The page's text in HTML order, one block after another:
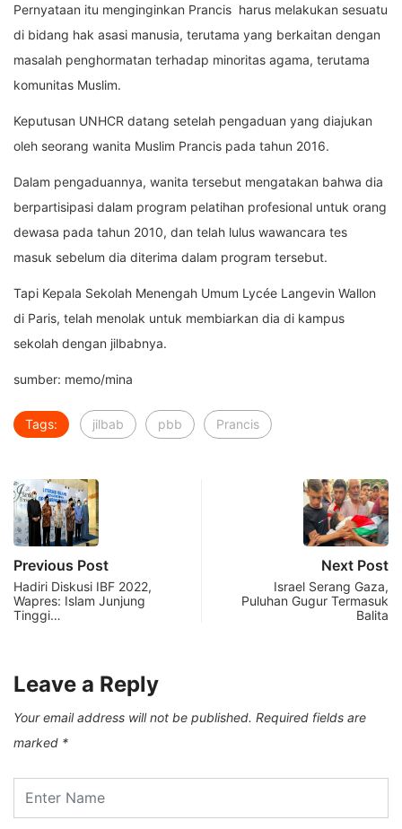
Pernyataan itu menginginkan Prancis harus melakukan sesuatu
di bidang hak asasi manusia, terutama yang berkaitan dengan
masalah penghormatan terhadap minoritas agama, terutama
komunitas Muslim.
Keputusan UNHCR datang setelah pengaduan yang diajukan
oleh seorang wanita Muslim Prancis pada tahun 2016.
Dalam pengaduannya, wanita tersebut mengatakan bahwa dia
berpartisipasi dalam program pelatihan profesional untuk orang
dewasa pada tahun 2010, dan telah lulus wawancara tes
masuk sebelum dia diterima dalam program tersebut.
Tapi Kepala Sekolah Menengah Umum Lycée Langevin Wallon
di Paris, telah menolak untuk membiarkan dia di kampus
sekolah dengan jilbabnya.
sumber: memo/mina
Tags: jilbab pbb Prancis
Previous Post
Hadiri Diskusi IBF 2022,
Wapres: Islam Junjung
Tinggi…
Next Post
Israel Serang Gaza,
Puluhan Gugur Termasuk
Balita
Leave a Reply
Your email address will not be published. Required fields are
marked *